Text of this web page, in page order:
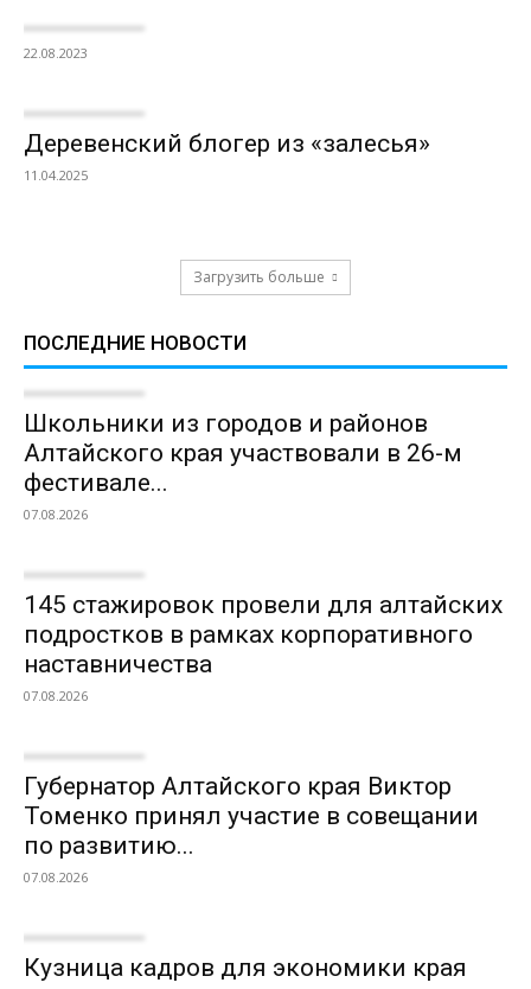
22.08.2023
Деревенский блогер из «залесья»
11.04.2025
Загрузить больше
ПОСЛЕДНИЕ НОВОСТИ
Школьники из городов и районов
Алтайского края участвовали в 26-м
фестивале...
07.08.2026
145 стажировок провели для алтайских
подростков в рамках корпоративного
наставничества
07.08.2026
Губернатор Алтайского края Виктор
Томенко принял участие в совещании
по развитию...
07.08.2026
Кузница кадров для экономики края